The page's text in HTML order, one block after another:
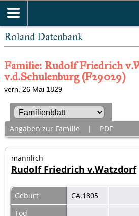
Roland Datenbank
Familie: Rudolf Friedrich
v.d.Schulenburg (F29029)
verh. 26 Mai 1829
Angaben zur Familie | PDF
männlich
Rudolf Friedrich v.Watzdorf
Geburt
CA.1805
Tod